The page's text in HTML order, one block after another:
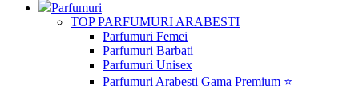
Parfumuri
TOP PARFUMURI ARABESTI
Parfumuri Femei
Parfumuri Barbati
Parfumuri Unisex
Parfumuri Arabesti Gama Premium ⭐